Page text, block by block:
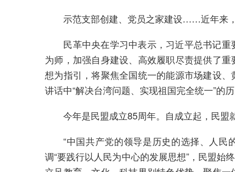
示范支部创建、党员之家建设……近年来，
民革中央在学习中表示，习近平总书记重
为师，加强自身建设、高效履职尽责提供了
想为指引，将聚焦全国统一的能源市场建设
讲话中“解决台湾问题、实现祖国完全统一”的
今年是民盟成立85周年。自成立起，民盟
“中国共产党的领导是历史的选择、人民
调“要践行以人民为中心的发展思想”，民盟